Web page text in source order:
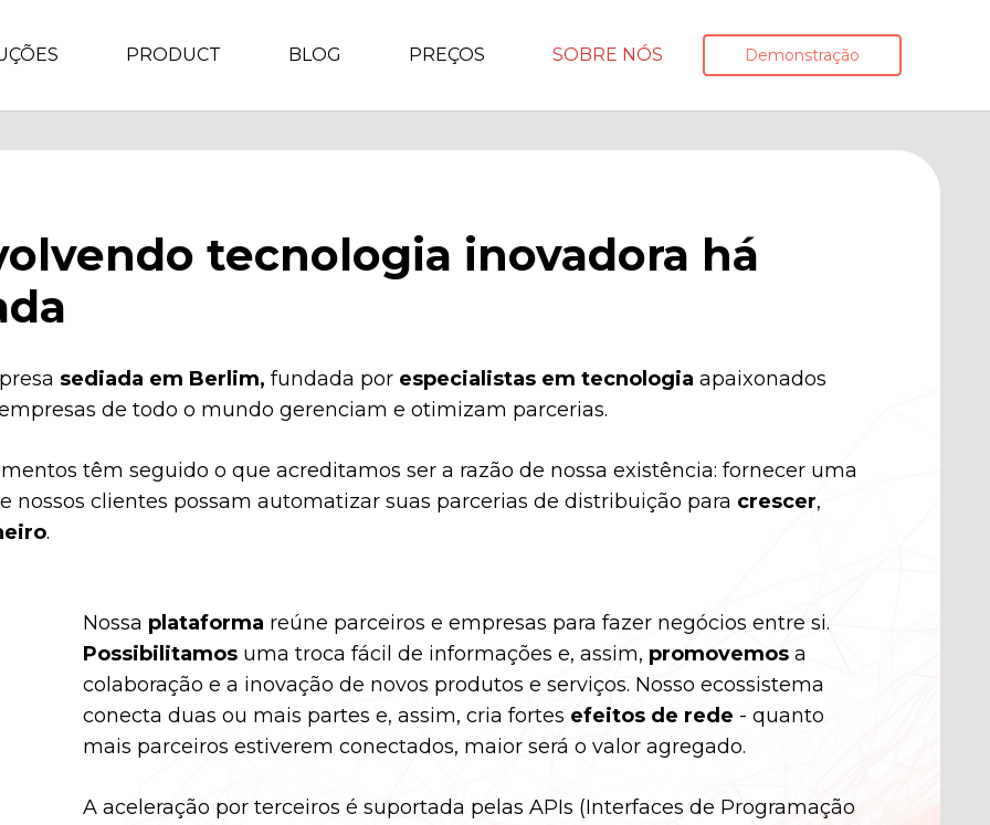
PRODUCT BLOG PREÇOS SOBRE NÓS Demonstração
tecnologia inovadora há
sediada em Berlim, fundada por especialistas em tecnologia apaixonados
de todo o mundo gerenciam e otimizam parcerias.
têm seguido o que acreditamos ser a razão de nossa existência: fornecer uma
nossos clientes possam automatizar suas parcerias de distribuição para crescer,
.
Nossa plataforma reúne parceiros e empresas para fazer negócios entre si.
Possibilitamos uma troca fácil de informações e, assim, promovemos a
colaboração e a inovação de novos produtos e serviços. Nosso ecossistema
conecta duas ou mais partes e, assim, cria fortes efeitos de rede - quanto
mais parceiros estiverem conectados, maior será o valor agregado.
A aceleração por terceiros é suportada pelas APIs (Interfaces de Programação